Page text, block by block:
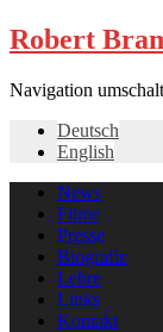
Robert
Navigation
Deutsch
English
News
Filme
Presse
Biografie
Lehre
Links
Kontakt